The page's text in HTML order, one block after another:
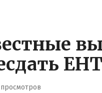
ЕНТ